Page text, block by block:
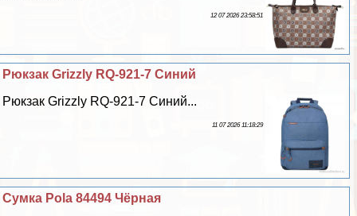
12 07 2026 23:58:51
Рюкзак Grizzly RQ-921-7 Синий
Рюкзак Grizzly RQ-921-7 Синий...
11 07 2026 11:18:29
Сумка Pola 84494 Чёрная